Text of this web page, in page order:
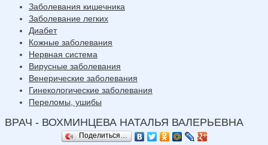
Заболевания кишечника
Заболевание легких
Диабет
Кожные заболевания
Нервная система
Вирусные заболевания
Венерические заболевания
Гинекологические заболевания
Переломы, ушибы
ВРАЧ - ВОХМИНЦЕВА НАТАЛЬЯ ВАЛЕРЬЕВНА
Поделиться…